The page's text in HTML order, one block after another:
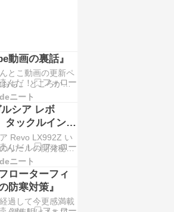
動画の裏話』
とこ動画の更新ペ
ち』 どころか
』 している バス
( ´•ω•` ) まぁ、な
スローペースにな
づれ本人の動画や
やらでお伝え出来
すが 今回は 『最
は余りにおこが…
ニート
ルシア レボ
タックルインプ
★
Revo LX992Z い
リールの開発秘話
やらはHPにお任
てしばらく経ちま
ー、オカッパリと
い込み何とか魚も
のタイミングでの
ニート
ローターフィ
防寒対策』
過して今更感満載